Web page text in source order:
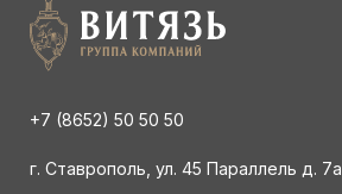
+7 (8652) 50 50 50
г. Ставрополь, ул. 45 Параллель д. 7а